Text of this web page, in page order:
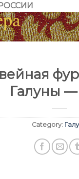
Галуны —
Category: